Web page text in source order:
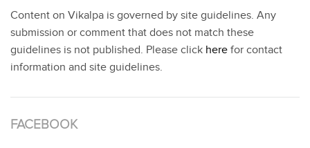
Content on Vikalpa is governed by site guidelines. Any
submission or comment that does not match these
guidelines is not published. Please click here for contact
information and site guidelines.
FACEBOOK